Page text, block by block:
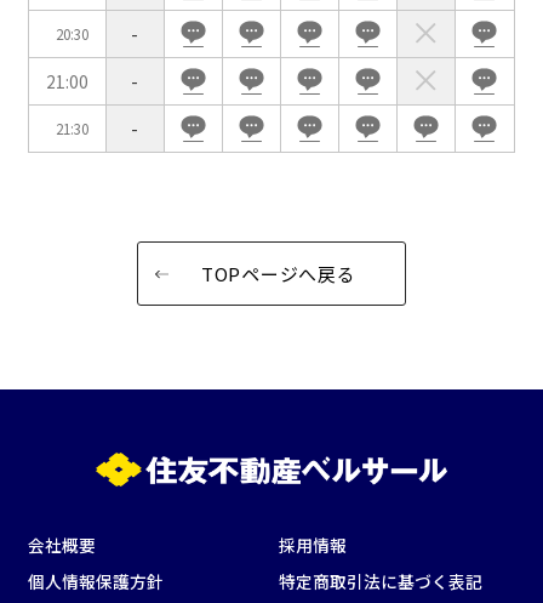
20:30
-
21:00
-
21:30 -
TOPページへ戻る
会社概要
採用情報
個人情報保護方針
特定商取引法に基づく表記